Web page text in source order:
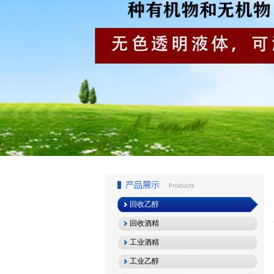
1 2 3
回收乙醇
回收酒精
工业酒精
工业乙醇